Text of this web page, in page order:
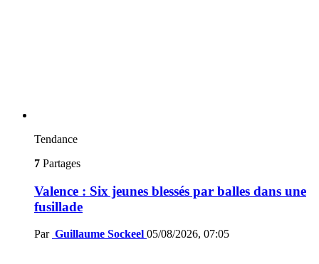
Tendance
7 Partages
Valence : Six jeunes blessés par balles dans une
fusillade
Par Guillaume Sockeel 05/08/2026, 07:05